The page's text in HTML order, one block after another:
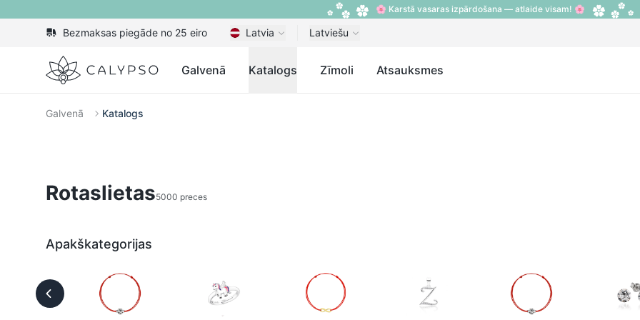
🌸 Karstā vasaras izpārdošana — atlaide visam! 🌸
Bezmaksas piegāde no 25 eiro Latvia Latviešu
Calypso Galvenā Katalogs Zīmoli Atsauksmes
Galvenā Katalogs
Rotaslietas5000 preces
Apakškategorijas